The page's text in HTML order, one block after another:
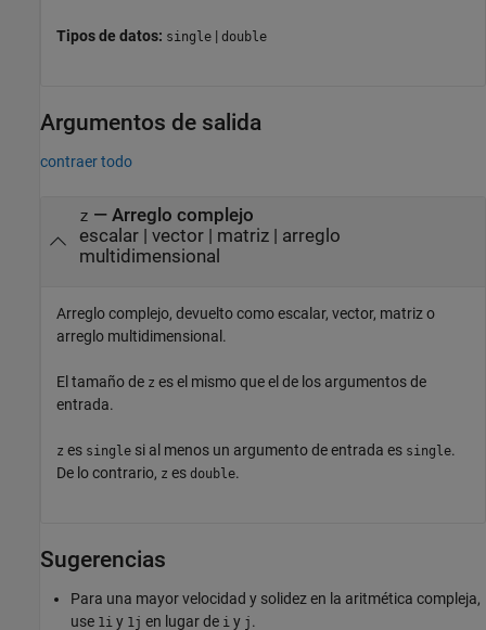
Tipos de datos: single | double
Argumentos de salida
contraer todo
z — Arreglo complejo
escalar | vector | matriz | arreglo
multidimensional
Arreglo complejo, devuelto como escalar, vector, matriz o
arreglo multidimensional.
El tamaño de z es el mismo que el de los argumentos de
entrada.
z es single si al menos un argumento de entrada es single.
De lo contrario, z es double.
Sugerencias
Para una mayor velocidad y solidez en la aritmética compleja,
use 1i y 1j en lugar de i y j .